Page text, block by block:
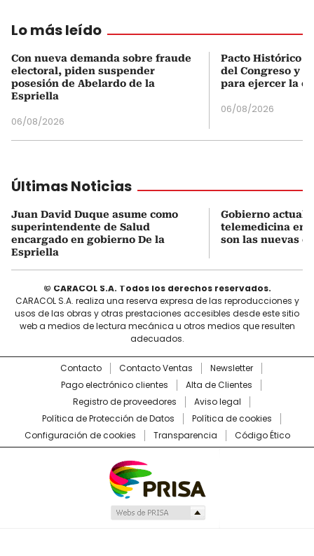
Lo más leído
Con nueva demanda sobre fraude
electoral, piden suspender
posesión de Abelardo de la
Espriella
06/08/2026
Pacto Histórico
del Congreso y
para ejercer la
06/08/2026
Últimas Noticias
Juan David Duque asume como
superintendente de Salud
encargado en gobierno De la
Espriella
Gobierno
telemedicina en
son las nuevas
© CARACOL S.A. Todos los derechos reservados.
CARACOL S.A. realiza una reserva expresa de las reproducciones y
usos de las obras y otras prestaciones accesibles desde este sitio
web a medios de lectura mecánica u otros medios que resulten
adecuados.
Contacto Contacto Ventas
Newsletter
Pago electrónico clientes
Alta de Clientes
Registro de proveedores
Aviso legal
Política de Protección de Datos
Política de cookies
Configuración de cookies
Transparencia Código Ético